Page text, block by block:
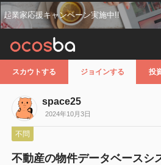
起業家応援キャンペーン実施中!!
スカウトする ジョインする 投
space25
2024年10月3日
不問
不動産の物件データベースシ